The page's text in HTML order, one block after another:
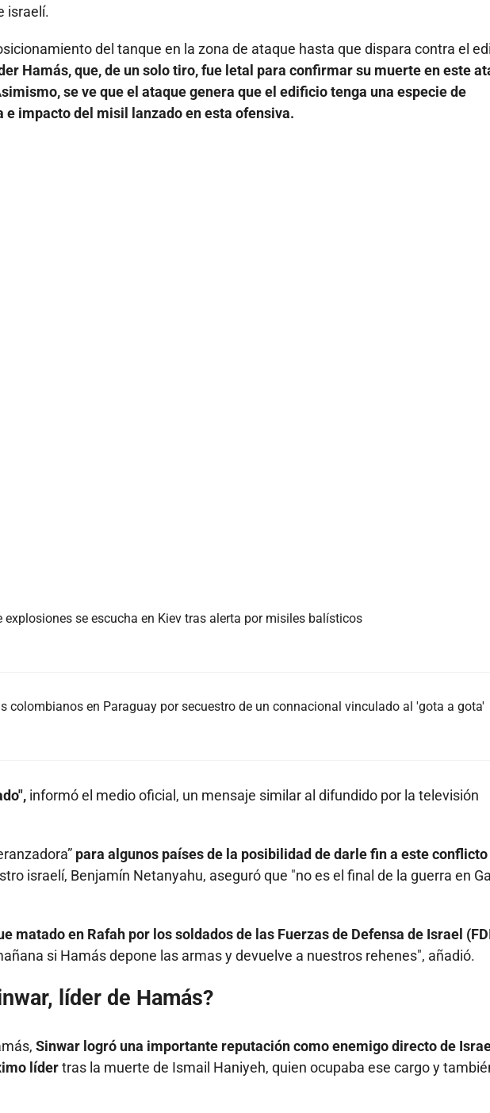
israelí.
del tanque en la zona de ataque hasta que dispara contra el
Hamás, que, de un solo tiro, fue letal para confirmar su muerte en este
se ve que el ataque genera que el edificio tenga una especie de
impacto del misil lanzado en esta ofensiva.
explosiones se escucha en Kiev tras alerta por misiles balísticos
colombianos en Paraguay por secuestro de un connacional vinculado al 'gota a gota'
informó el medio oficial, un mensaje similar al difundido por la televisión
para algunos países de la posibilidad de darle fin a este conflicto
israelí, Benjamín Netanyahu, aseguró que "no es el final de la guerra en
matado en Rafah por los soldados de las Fuerzas de Defensa de Israel
si Hamás depone las armas y devuelve a nuestros rehenes", añadió.
líder de Hamás?
Sinwar logró una importante reputación como enemigo directo de
lídertras la muerte de Ismail Haniyeh, quien ocupaba ese cargo y